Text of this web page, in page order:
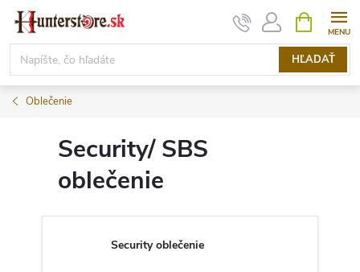
Prejsť
obsah
HĽADAŤ
KOŠÍK
Oblečenie
Security/ SBS
oblečenie
Security oblečenie